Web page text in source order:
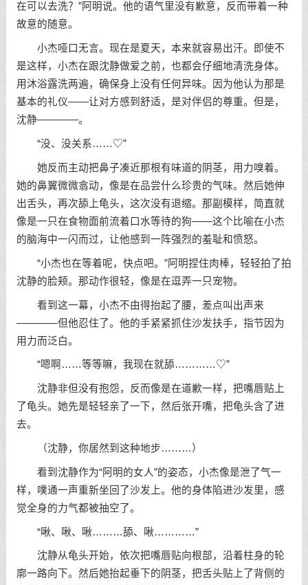
在可以去洗？”阿明说。他的语气里没有歉意，反而带着一种
故意的随意。
小杰哑口无言。现在是夏天，本来就容易出汗。即使不
是这样，小杰在跟沈静做爱之前，也都会仔细地清洗身体。
用沐浴露洗两遍，确保身上没有任何异味。因为他认为那是
基本的礼仪——让对方感到舒适，是对伴侣的尊重。但是，
沈静————。
“没、没关系……♡”
她反而主动把鼻子凑近那根有味道的阴茎，用力嗅着。
她的鼻翼微微翕动，像是在品尝什么珍贵的气味。然后她伸
出舌头，再次舔上龟头，这次没有退缩。那副模样，简直就
像是一只在食物面前流着口水等待的狗——这个比喻在小杰
的脑海中一闪而过，让他感到一阵强烈的羞耻和愤怒。
“小杰也在等着呢，快点吧。”阿明捏住肉棒，轻轻拍了拍
沈静的脸颊。那动作很轻，像是在逗弄一只宠物。
看到这一幕，小杰不由得抬起了腰，差点叫出声来
————但他忍住了。他的手紧紧抓住沙发扶手，指节因为
用力而泛白。
“嗯啊……等等嘛，我现在就舔…………♡”
沈静非但没有抱怨，反而像是在道歉一样，把嘴唇贴上
了龟头。她先是轻轻亲了一下，然后张开嘴，把龟头含了进
去。
（沈静，你居然到这种地步………）
看到沈静作为“阿明的女人”的姿态，小杰像是泄了气一
样，噗通一声重新坐回了沙发上。他的身体陷进沙发里，感
觉全身的力气都被抽空了。
“啾、啾、啾………舔、啾…………”
沈静从龟头开始，依次把嘴唇贴向根部，沿着柱身的轮
廓一路向下。然后她抬起垂下的阴茎，把舌头贴上了背侧的